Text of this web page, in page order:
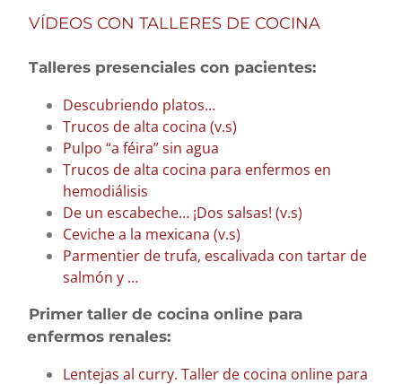
VÍDEOS CON TALLERES DE COCINA
Talleres presenciales con pacientes:
Descubriendo platos…
Trucos de alta cocina (v.s)
Pulpo “a féira” sin agua
Trucos de alta cocina para enfermos en
hemodiálisis
De un escabeche… ¡Dos salsas! (v.s)
Ceviche a la mexicana (v.s)
Parmentier de trufa, escalivada con tartar de
salmón y …
Primer taller de cocina online para
enfermos renales:
Lentejas al curry. Taller de cocina online para